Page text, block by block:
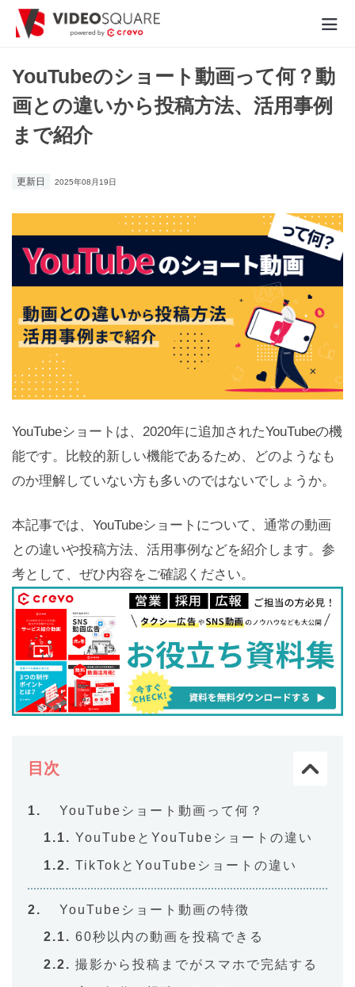
動画制作実績
価格
お役立ち情報
お問合わせ・無料見積もり
資料ダウンロード
YouTubeのショート動画って何？動
画との違いから投稿方法、活用事例
まで紹介
更新日 2025年08月19日
YouTubeショートは、2020年に追加されたYouTubeの機
能です。比較的新しい機能であるため、どのようなも
のか理解していない方も多いのではないでしょうか。
本記事では、YouTubeショートについて、通常の動画
との違いや投稿方法、活用事例などを紹介します。参
考として、ぜひ内容をご確認ください。
目次
YouTubeショート動画って何？
YouTubeとYouTubeショートの違い
TikTokとYouTubeショートの違い
YouTubeショート動画の特徴
60秒以内の動画を投稿できる
撮影から投稿までがスマホで完結する